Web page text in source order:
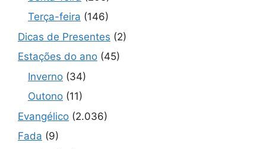
Terça-feira (146)
Dicas de Presentes (2)
Estações do ano (45)
Inverno (34)
Outono (11)
Evangélico (2.036)
Fada (9)